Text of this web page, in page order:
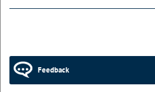
Feedback